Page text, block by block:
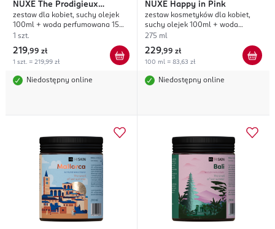
NUXE The Prodigieux
Collection
zestaw dla kobiet, suchy olejek
100ml + woda perfumowana 15ml
+ olejak pod prysznic 100ml +
1 szt.
219,99 zł
1 szt. = 219,99 zł
Niedostępny online
NUXE Happy in Pink
zestaw kosmetyków dla kobiet,
suchy olejek 100ml + woda
perfumowana 15ml + żel pod
zapachowa
275 ml
229,99 zł
100 ml = 83,63 zł
Niedostępny online